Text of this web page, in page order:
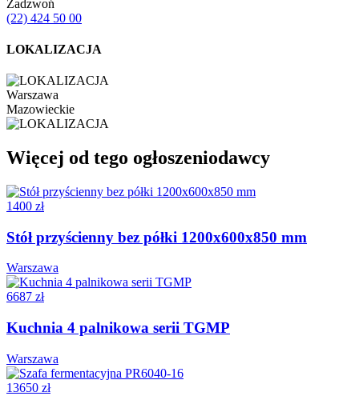
Zadzwoń
(22) 424 50 00
LOKALIZACJA
Warszawa
Mazowieckie
Więcej od tego ogłoszeniodawcy
1400 zł
Stół przyścienny bez półki 1200x600x850 mm
Warszawa
6687 zł
Kuchnia 4 palnikowa serii TGMP
Warszawa
13650 zł